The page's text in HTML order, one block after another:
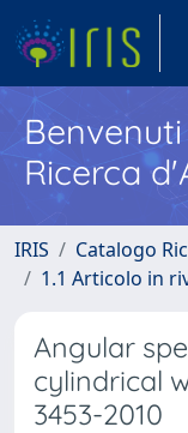
Ricerca
IRIS Catalogo
1.1 Articolo in
Angular
cylindrical
3453-2010